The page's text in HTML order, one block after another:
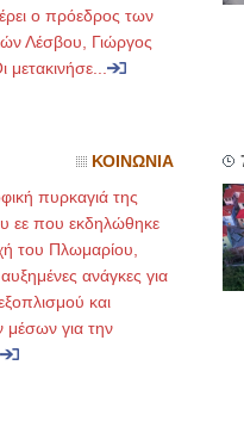
ο πρόεδρος των
Λέσβου, Γιώργος
ΚΟΙΝΩΝΙΑ
πυρκαγιά της
εε που εκδηλώθηκε
του Πλωμαρίου,
αυξημένες ανάγκες για
και
μέσων για την